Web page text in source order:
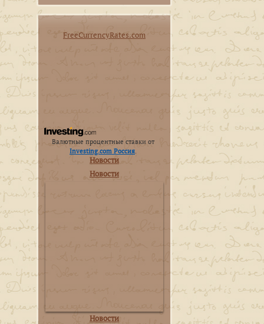
FreeCurrencyRates.com
Валютные процентные ставки от
Investing.com Россия.
Новости
Новости
Новости